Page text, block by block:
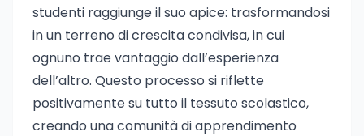
studenti raggiunge il suo apice: trasformandosi
in un terreno di crescita condivisa, in cui
ognuno trae vantaggio dall’esperienza
dell’altro. Questo processo si riflette
positivamente su tutto il tessuto scolastico,
creando una comunità di apprendimento